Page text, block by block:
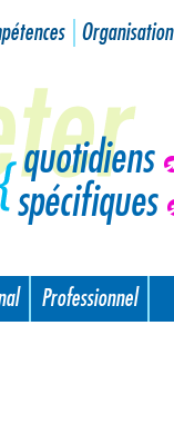
Organisation
quotidiens
spécifiques
Professionnel